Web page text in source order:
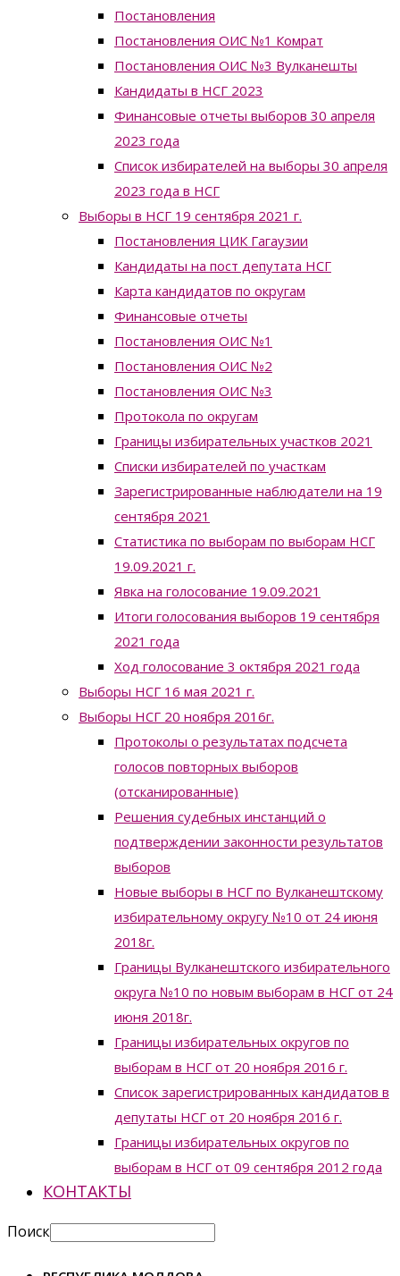
Постановления
Постановления ОИС №1 Комрат
Постановления ОИС №3 Вулканешты
Кандидаты в НСГ 2023
Финансовые отчеты выборов 30 апреля
2023 года
Список избирателей на выборы 30 апреля
2023 года в НСГ
Выборы в НСГ 19 сентября 2021 г.
Постановления ЦИК Гагаузии
Кандидаты на пост депутата НСГ
Карта кандидатов по округам
Финансовые отчеты
Постановления ОИС №1
Постановления ОИС №2
Постановления ОИС №3
Протокола по округам
Границы избирательных участков 2021
Списки избирателей по участкам
Зарегистрированные наблюдатели на 19
сентября 2021
Статистика по выборам по выборам НСГ
19.09.2021 г.
Явка на голосование 19.09.2021
Итоги голосования выборов 19 сентября
2021 года
Ход голосование 3 октября 2021 года
Выборы НСГ 16 мая 2021 г.
Выборы НСГ 20 ноября 2016г.
Протоколы о результатах подсчета
голосов повторных выборов
(отсканированные)
Решения судебных инстанций о
подтверждении законности результатов
выборов
Новые выборы в НСГ по Вулканештскому
избирательному округу №10 от 24 июня
2018г.
Границы Вулканештского избирательного
округа №10 по новым выборам в НСГ от 24
июня 2018г.
Границы избирательных округов по
выборам в НСГ от 20 ноября 2016 г.
Список зарегистрированных кандидатов в
депутаты НСГ от 20 ноября 2016 г.
Границы избирательных округов по
выборам в НСГ от 09 сентября 2012 года
КОНТАКТЫ
Поиск